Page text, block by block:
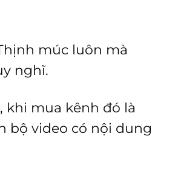
múc luôn mà
nghĩ.
khi mua kênh đó là
bộ video có nội dung